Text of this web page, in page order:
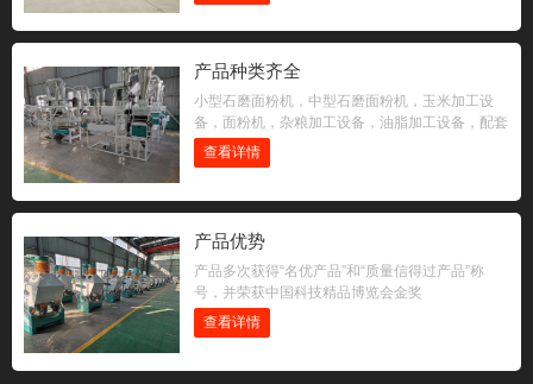
产品种类齐全
小型石磨面粉机，中型石磨面粉机，玉米加工设
备，面粉机，杂粮加工设备，油脂加工设备，配套
设备
查看详情
产品优势
产品多次获得“名优产品”和“质量信得过产品”称
号，并荣获中国科技精品博览会金奖
查看详情